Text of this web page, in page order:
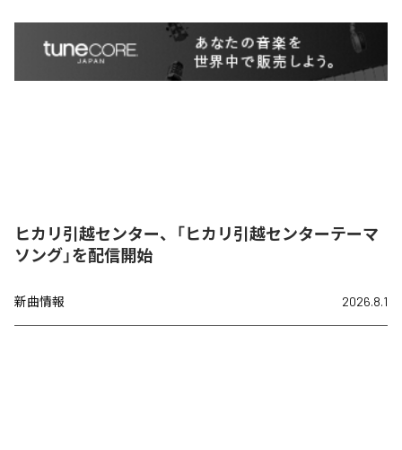
ヒカリ引越センター、「ヒカリ引越センターテーマ
ソング」を配信開始
新曲情報 2026.8.1